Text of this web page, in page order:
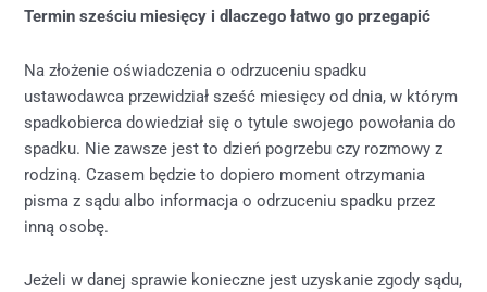
Termin sześciu miesięcy i dlaczego łatwo go przegapić
Na złożenie oświadczenia o odrzuceniu spadku
ustawodawca przewidział sześć miesięcy od dnia, w którym
spadkobierca dowiedział się o tytule swojego powołania do
spadku. Nie zawsze jest to dzień pogrzebu czy rozmowy z
rodziną. Czasem będzie to dopiero moment otrzymania
pisma z sądu albo informacja o odrzuceniu spadku przez
inną osobę.
Jeżeli w danej sprawie konieczne jest uzyskanie zgody sądu,